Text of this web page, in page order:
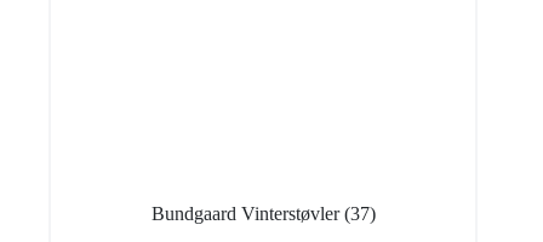
Bundgaard Vinterstøvler(37)